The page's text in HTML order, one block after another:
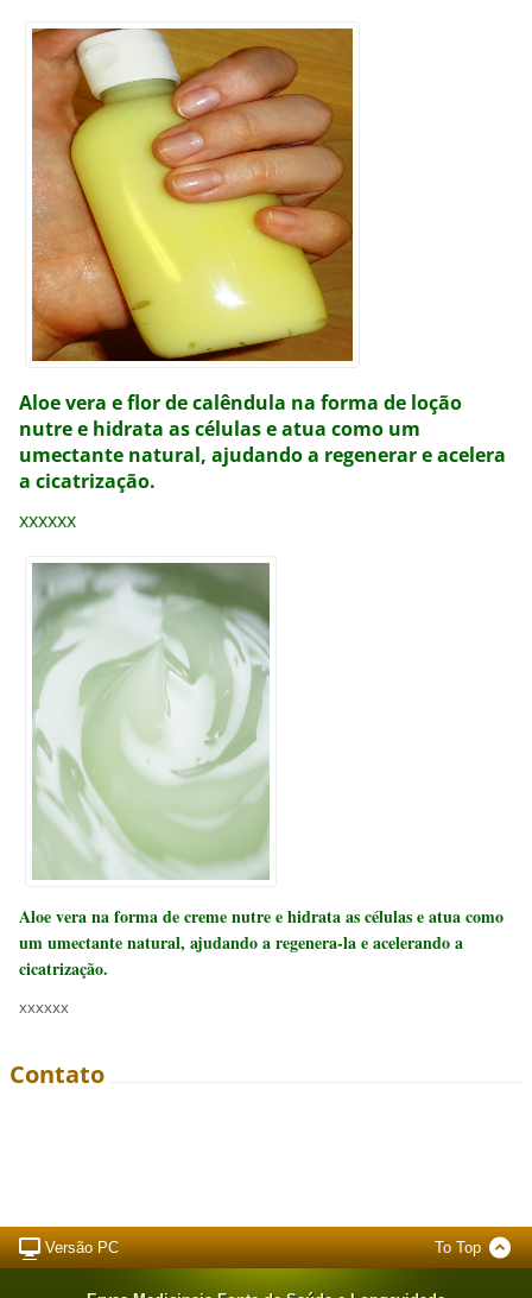
Aloe vera e flor de calêndula na forma de loção
nutre e hidrata as células e atua como um
umectante natural, ajudando a regenerar e acelera
a cicatrização.
xxxxxx
Aloe vera na forma de creme nutre e hidrata as células e atua como
um umectante natural, ajudando a regenera-la e acelerando a
cicatrização.
xxxxxx
Contato
Versão PC To Top